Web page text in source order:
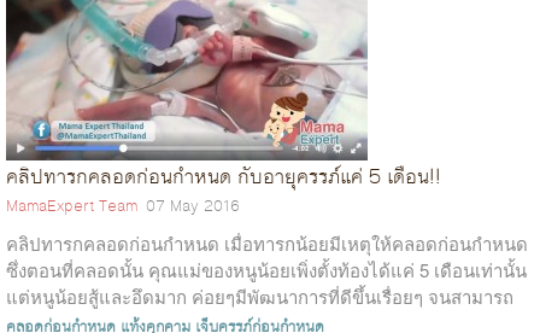
คลิปทารกคลอดก่อนกำหนด กับอายุครรภ์แค่ 5 เดือน!!
MamaExpert Team 07 May 2016
คลิปทารกคลอดก่อนกำหนด เมื่อทารกน้อยมีเหตุให้คลอดก่อนกำหนด
ซึ่งตอนที่คลอดนั้น คุณแม่ของหนูน้อยเพิ่งตั้งท้องได้แค่ 5 เดือนเท่านั้น
แต่หนูน้อยสู้และอึดมาก ค่อยๆมีพัฒนาการที่ดีขึ้นเรื่อยๆ จนสามารถ
รอดชี...
คลอดก่อนกำหนด แท้งคุกคาม เจ็บครรภ์ก่อนกำหนด